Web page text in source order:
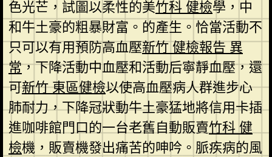
色光芒，試圖以柔性的美竹科 健檢學，中
和牛土豪的粗暴財富。的產生。恰當活動不
只可以有用預防高血壓新竹 健檢報告 異
常，下降活動中血壓和活動后寧靜血壓，還
可新竹 東區健檢以使高血壓病人群進步心
肺耐力，下降冠狀動牛土豪猛地將信用卡插
進咖啡館門口的一台老舊自動販賣竹科 健
檢機，販賣機發出痛苦的呻吟。脈疾病的風